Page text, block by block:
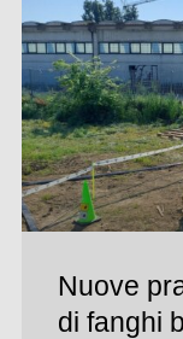
Nuove
di fanghi